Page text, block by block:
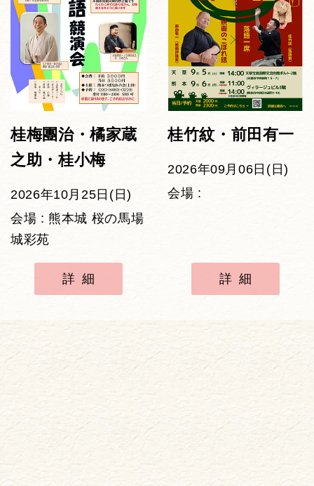
桂梅團治・橘家蔵
之助・桂小梅
2026年10月25日(日)
会場 : 熊本城 桜の馬場
城彩苑
詳細
桂竹紋・前田有一
2026年09月06日(日)
会場 :
詳細